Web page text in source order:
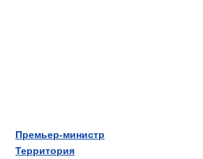
Премьер-министр
Территория